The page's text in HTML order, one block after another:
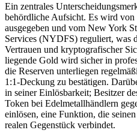
Ein zentrales
behördliche Aufsicht. Es wird von
ausgegeben und vom New York
Services (NYDFS) reguliert, was
Vertrauen und kryptografischer
liegende Gold wird sicher in
die Reserven unterliegen
1:1-Deckung zu bestätigen.
in seiner Einlösbarkeit; Besitzer
Token bei Edelmetallhändlern
einlösen, eine Funktion, die
realen Gegenstück verbindet.